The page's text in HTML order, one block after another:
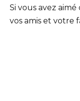
Si vous avez
vos amis et votre